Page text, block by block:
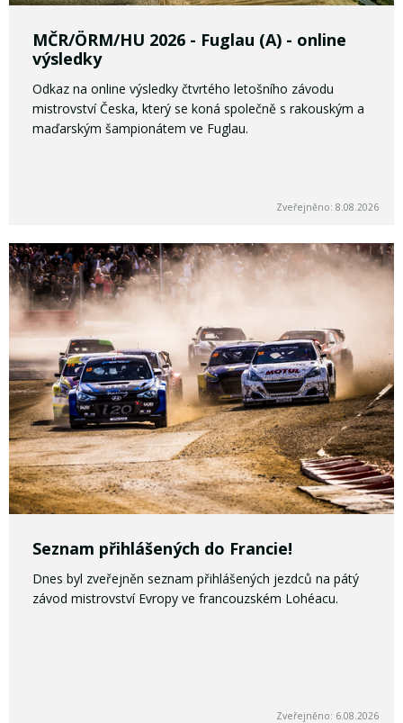
MČR/ÖRM/HU 2026 - Fuglau (A) - online
výsledky
Odkaz na online výsledky čtvrtého letošního závodu
mistrovství Česka, který se koná společně s rakouským a
maďarským šampionátem ve Fuglau.
Zveřejněno: 8.08.2026
Seznam přihlášených do Francie!
Dnes byl zveřejněn seznam přihlášených jezdců na pátý
závod mistrovství Evropy ve francouzském Lohéacu.
Zveřejněno: 6.08.2026